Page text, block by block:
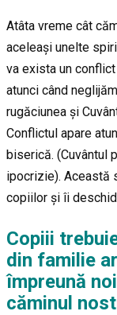
Atâta vreme cât
aceleași unelte
va exista un
atunci când
rugăciunea și
Conflictul apare
biserică. (Cuvântul
ipocrizie). Această
copiilor și îi
Copiii
din familie
împreună
căminul